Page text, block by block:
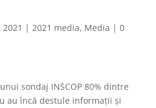
| 2021 media, Media | 0
sondaj INSCOP 80% dintre
au încă destule informaţii şi